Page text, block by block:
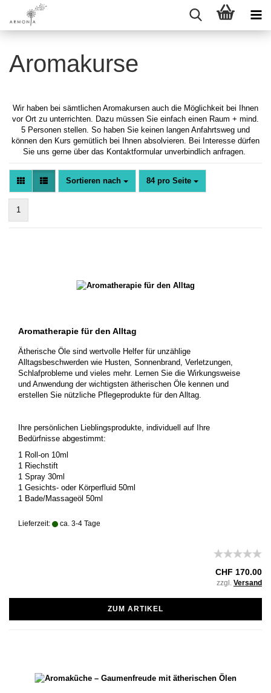
Aromakurse
Wir haben bei sämtlichen Aromakursen auch die Möglichkeit bei Ihnen
vor Ort zu unterrichten. Dazu müssen Sie einfach einen Raum + mind.
5 Personen stellen. So haben Sie keinen langen Anfahrtsweg und
können den Kurs gemütlich bei Ihnen absolvieren. Bei Interesse dürfen
Sie uns gerne über das Kontaktformular unverbindlich anfragen.
Sortieren nach
Sortieren nach 84 pro Seite
pro Seite
1
Aromatherapie für den Alltag
Ätherische Öle sind wertvolle Helfer für unzählige
Alltagsbeschwerden wie Husten, Sonnenbrand, Verletzungen,
Schlafprobleme und vieles mehr. Lernen Sie die Wirkungsweise
und Anwendung der wichtigsten ätherischen Öle kennen und
erstellen Sie nützliche Pflegeprodukte für den Alltag.
Ihre persönlichen Lieblingsprodukte, individuell auf Ihre
Bedürfnisse abgestimmt:
1 Roll-on 10ml
1 Riechstift
1 Spray 30ml
1 Gesichts- oder Körperfluid 50ml
1 Bade/Massageöl 50ml
Lieferzeit: ca. 3-4 Tage
CHF 170.00
zzgl. Versand
ZUM ARTIKEL